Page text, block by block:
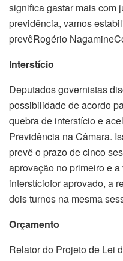
significa gastar mais com
previdência, vamos
prevêRogério
Interstício
Deputados governistas
possibilidade de acordo
quebra de interstício e
Previdência na Câmara.
prevê o prazo de cinco
aprovação no primeiro e
interstíciofor aprovado, a
dois turnos na mesma
Orçamento
Relator do Projeto de Lei